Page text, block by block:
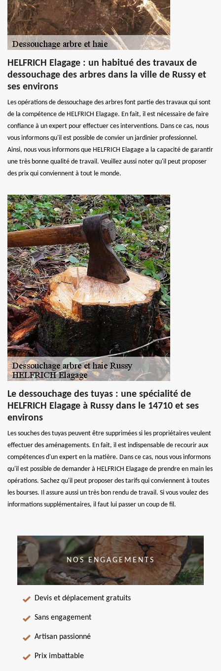
HELFRICH Elagage : un habitué des travaux de
dessouchage des arbres dans la ville de Russy et
ses environs
Les opérations de dessouchage des arbres font partie des travaux qui sont
de la compétence de HELFRICH Elagage. En fait, il est nécessaire de faire
confiance à un expert pour effectuer ces interventions. Dans ce cas, nous
vous informons qu'il est possible de convier un jardinier professionnel.
Ainsi, nous vous informons que HELFRICH Elagage a la capacité de garantir
une très bonne qualité de travail. Veuillez aussi noter qu'il peut proposer
des prix qui conviennent à tout le monde.
Le dessouchage des tuyas : une spécialité de
HELFRICH Elagage à Russy dans le 14710 et ses
environs
Les souches des tuyas peuvent être supprimées si les propriétaires veulent
effectuer des aménagements. En fait, il est indispensable de recourir aux
compétences d'un expert en la matière. Dans ce cas, nous vous informons
qu'il est possible de demander à HELFRICH Elagage de prendre en main les
opérations. Sachez qu'il peut proposer des tarifs qui conviennent à toutes
les bourses. Il assure aussi un très bon rendu de travail. Si vous voulez des
informations supplémentaires, il faut lui passer un coup de fil.
NOS ENGAGEMENTS
Devis et déplacement gratuits
Sans engagement
Artisan passionné
Prix imbattable